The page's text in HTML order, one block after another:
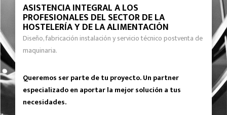
ASISTENCIA INTEGRAL A LOS
PROFESIONALES DEL SECTOR DE LA
HOSTELERÍA Y DE LA ALIMENTACIÓN
Diseño, fabricación instalación y servicio técnico postventa de
maquinaria.
Queremos ser parte de tu proyecto. Un partner
especializado en aportar la mejor solución a tus
necesidades.